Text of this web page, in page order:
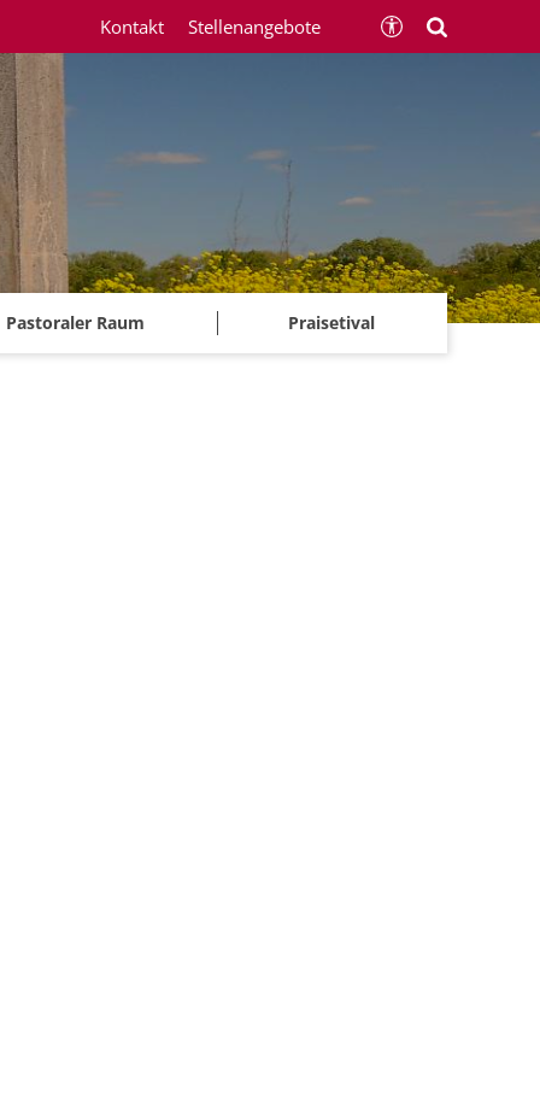
Pastoraler Raum Praisetival
Kontakt Stellenangebote